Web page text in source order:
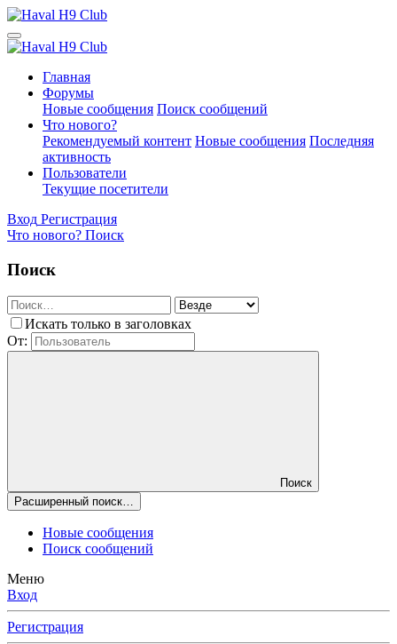
Главная
Форумы
Новые сообщения Поиск сообщений
Что нового?
Рекомендуемый контент Новые сообщения Последняя
активность
Пользователи
Текущие посетители
Вход Регистрация
Что нового? Поиск
Поиск
Искать только в заголовках
От:
Поиск
Расширенный поиск…
Новые сообщения
Поиск сообщений
Меню
Вход
Регистрация